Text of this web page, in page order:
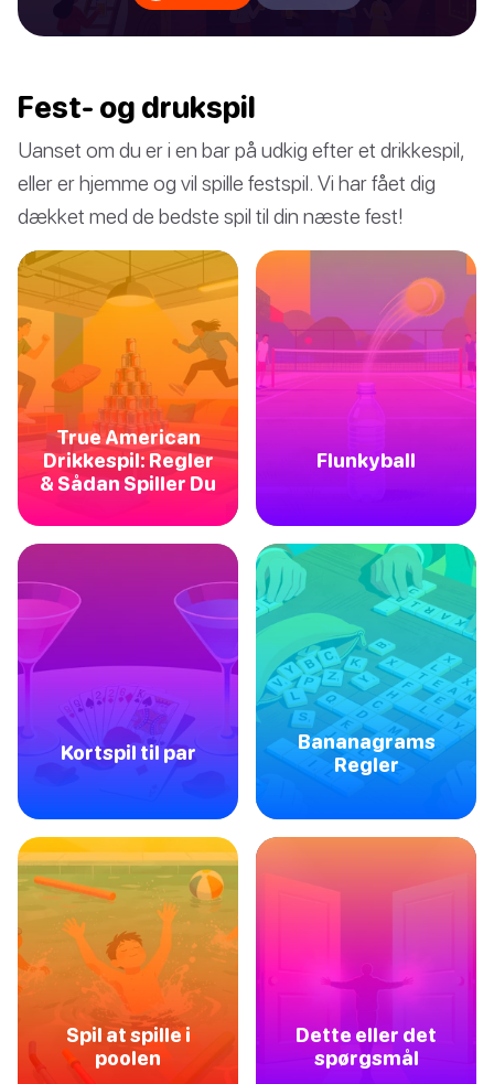
Fest- og drukspil
Uanset om du er i en bar på udkig efter et drikkespil,
eller er hjemme og vil spille festspil. Vi har fået dig
dækket med de bedste spil til din næste fest!
True American
Drikkespil: Regler
& Sådan Spiller Du
Flunkyball
Kortspil til par
Bananagrams
Regler
Spil at spille i
poolen
Dette eller det
spørgsmål